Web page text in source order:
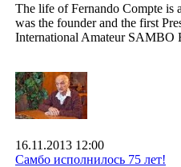
The life of Fernando Compte is
was the founder and the first
International Amateur SAMBO
16.11.2013 12:00
Самбо исполнилось 75 лет!